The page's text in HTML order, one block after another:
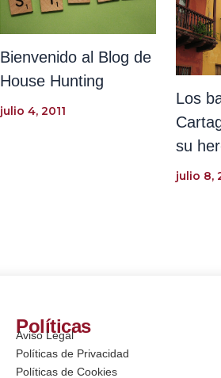
Bienvenido al Blog de
House Hunting
julio 4, 2011
Los
su
julio 8,
Políticas
Aviso Legal
Políticas de Privacidad
Políticas de Cookies